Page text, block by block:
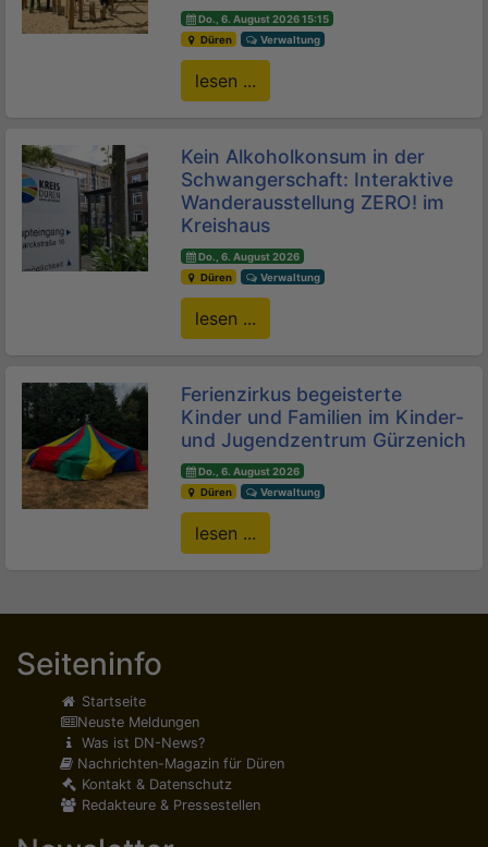
Do., 6. August 2026 15:15
Düren
Verwaltung
lesen ...
Kein Alkoholkonsum in der
Schwangerschaft: Interaktive
Wanderausstellung ZERO! im
Kreishaus
Do., 6. August 2026
Düren
Verwaltung
lesen ...
Ferienzirkus begeisterte
Kinder und Familien im Kinder-
und Jugendzentrum Gürzenich
Do., 6. August 2026
Düren
Verwaltung
lesen ...
Seiteninfo
Startseite
Neuste Meldungen
Was ist DN-News?
Nachrichten-Magazin für Düren
Kontakt & Datenschutz
Redakteure & Pressestellen